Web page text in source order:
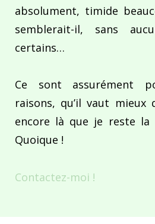
absolument, timide
semblerait-il, sans
certains…
Ce sont assurément
raisons, qu’il vaut mieux
encore là que je reste la
Quoique !
Contactez-moi !